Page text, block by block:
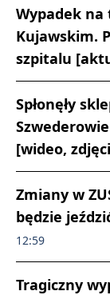
Wypadek
Kujawskim.
szpitalu
Spłonęły
[wideo,
Zmiany w
będzie
12:59
Tragiczny